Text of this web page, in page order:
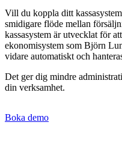
Vill du koppla ditt
smidigare flöde mellan
kassasystem är utvecklat för
ekonomisystem som Björn
vidare automatiskt och
Det ger dig mindre
din verksamhet.
Boka demo